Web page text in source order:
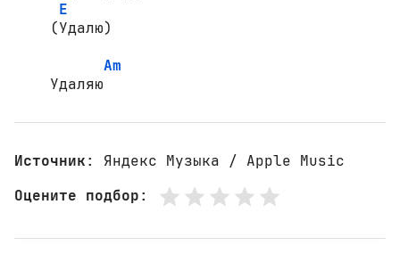
E
    (Удалю)
Am
    Удаляю
Источник: Яндекс Музыка / Apple Music
Оцените подбор: